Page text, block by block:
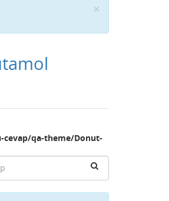
×
qa-theme/Donut-